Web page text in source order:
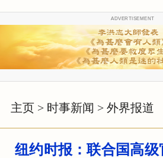
ADVERTISEMENT
主页 > 时事新闻 > 外界报道
纽约时报：联合国高级